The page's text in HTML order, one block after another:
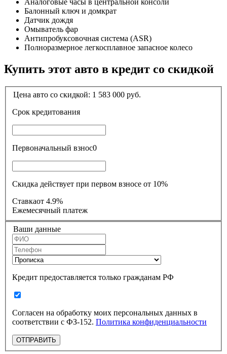
Аналоговые часы в центральной консоли
Балонный ключ и домкрат
Датчик дождя
Омыватель фар
Антипробуксовочная система (ASR)
Полноразмерное легкосплавное запасное колесо
Купить этот авто в кредит со скидкой
Цена авто со скидкой: 1 583 000 руб.
Срок кредитования
Первоначальный взнос0
Скидка действует при первом взносе от 10%
Ставкаот 4.9%
Ежемесячный платеж
Ваши данные
Кредит предоставляется только гражданам РФ
Согласен на обработку моих персональных данных в
соответствии с ФЗ-152. Политика конфиденциальности
ОТПРАВИТЬ